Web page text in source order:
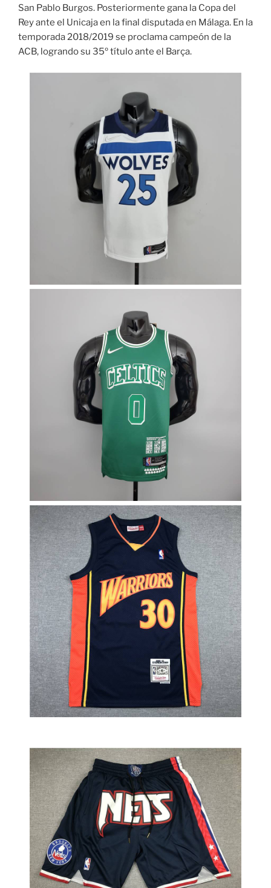
San Pablo Burgos. Posteriormente gana la Copa del
Rey ante el Unicaja en la final disputada en Málaga. En la
temporada 2018/2019 se proclama campeón de la
ACB, logrando su 35º título ante el Barça.